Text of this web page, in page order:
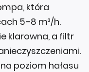
która
5–8 m³/h.
klarowna, a filtr
poziom hałasu